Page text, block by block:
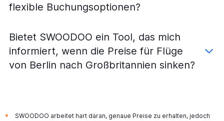
flexible Buchungsoptionen?
Bietet SWOODOO ein Tool, das mich
informiert, wenn die Preise für Flüge
von Berlin nach Großbritannien sinken?
*
SWOODOO arbeitet hart daran, genaue Preise zu erhalten, jedoch